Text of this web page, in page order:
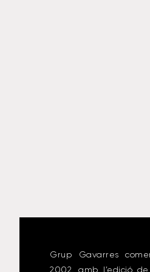
Grup Gavarres
2002, amb l’edició